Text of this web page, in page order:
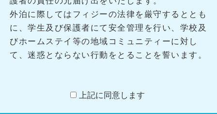
外泊に際してはフィジーの法律を厳守するととも
に、学生及び保護者にて安全管理を行い、学校及
びホームステイ等の地域コミュニティーに対し
て、迷惑とならない行動をとることを誓います。
上記に同意します